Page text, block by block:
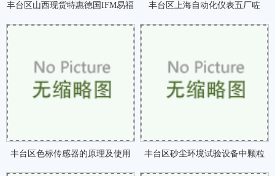
丰台区山西现货特惠德国IFM易福 丰台区上海自动化仪表五厂咗
丰台区色标传感器的原理及使用 丰台区砂尘环境试验设备中颗粒